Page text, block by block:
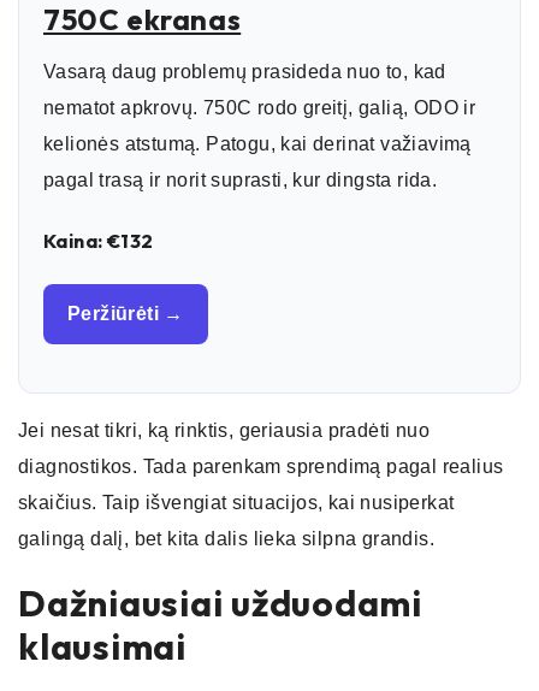
750C ekranas
Vasarą daug problemų prasideda nuo to, kad
nematot apkrovų. 750C rodo greitį, galią, ODO ir
kelionės atstumą. Patogu, kai derinat važiavimą
pagal trasą ir norit suprasti, kur dingsta rida.
Kaina: €132
Peržiūrėti →
Jei nesat tikri, ką rinktis, geriausia pradėti nuo
diagnostikos. Tada parenkam sprendimą pagal realius
skaičius. Taip išvengiat situacijos, kai nusiperkat
galingą dalį, bet kita dalis lieka silpna grandis.
Dažniausiai užduodami
klausimai